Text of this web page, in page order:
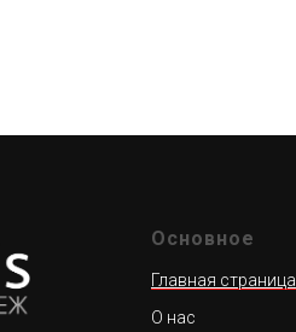
Основное
Главная страница
О нас